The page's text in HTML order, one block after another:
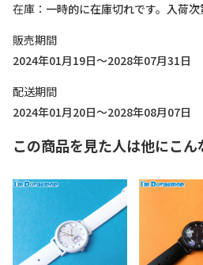
在庫
一時的に在庫切れです。入荷次
販売期間
2024年01月19日～2028年07月31日
配送期間
2024年01月20日～2028年08月07日
この商品を見た人は他にこ